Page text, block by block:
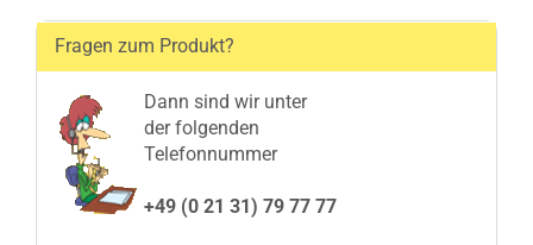
Fragen zum Produkt?
Dann sind wir unter
der folgenden
Telefonnummer
+49 (0 21 31) 79 77 77